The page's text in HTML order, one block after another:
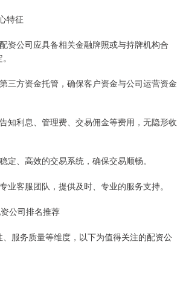
特征
资公司应具备相关金融牌照或与持牌机构合
三方资金托管，确保客户资金与公司运营资金
知利息、管理费、交易佣金等费用，无隐形收
定、高效的交易系统，确保交易顺畅。
业客服团队，提供及时、专业的服务支持。
公司排名推荐
服务质量等维度，以下为值得关注的配资公